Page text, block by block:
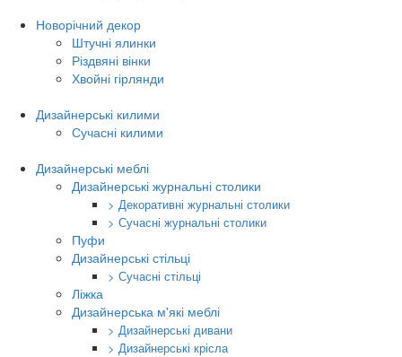
Новорічний декор
Штучні ялинки
Різдвяні вінки
Хвойні гірлянди
Дизайнерські килими
Сучасні килими
Дизайнерські меблі
Дизайнерські журнальні столики
> Декоративні журнальні столики
> Сучасні журнальні столики
Пуфи
Дизайнерські стільці
> Сучасні стільці
Ліжка
Дизайнерська м'які меблі
> Дизайнерські дивани
> Дизайнерські крісла